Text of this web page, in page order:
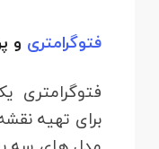
فتوگرامتری و
برای تهیه